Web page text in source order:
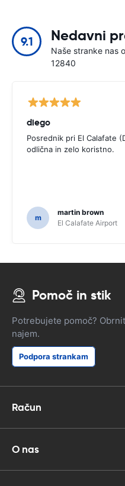
9.1 Nedavni
Naše stranke nas
12840
diego
Posrednik pri El Calafate
odlična in zelo koristno.
m
martin brown
El Calafate Airport
Pomoč in stik
Potrebujete pomoč?
najem.
Podpora strankam
Račun
O nas